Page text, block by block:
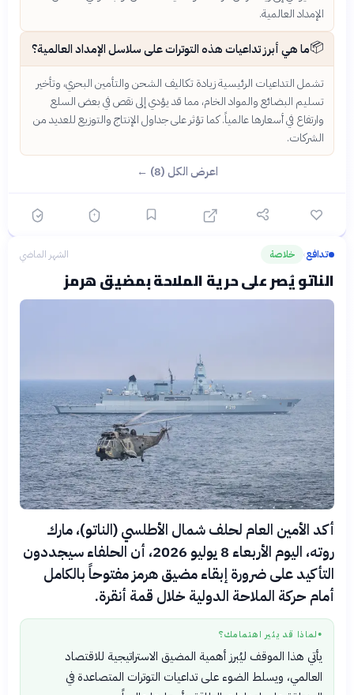
الإمداد العالمية.
📦ما هي أبرز تداعيات هذه التوترات على سلاسل الإمداد العالمية؟
تشمل التداعيات الرئيسية زيادة تكاليف الشحن والتأمين البحري، وتأخير
تسليم البضائع والمواد الخام، مما قد يؤدي إلى نقص في بعض السلع
وارتفاع في أسعارها عالمياً. كما تؤثر على جداول الإنتاج والتوزيع للعديد من
الشركات.
اعرض الكل (8) ←
تدافع› خلاصة الشهر الماضي
الناتو يُصر على حرية الملاحة بمضيق هرمز
أكد الأمين العام لحلف شمال الأطلسي (الناتو)، مارك
روته، اليوم الأربعاء 8 يوليو 2026، أن الحلفاء سيجددون
التأكيد على ضرورة إبقاء مضيق هرمز مفتوحاً بالكامل
أمام حركة الملاحة الدولية خلال قمة أنقرة.
● لماذا قد يثير اهتمامك؟
يأتي هذا الموقف ليُبرز أهمية المضيق الاستراتيجية للاقتصاد
العالمي، ويسلط الضوء على تداعيات التوترات المتصاعدة في